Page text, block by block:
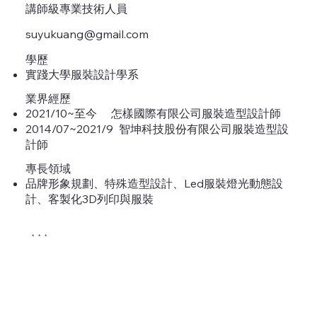
講師級專業技術人員
suyukuang@gmail.com
學歷
實踐大學服裝設計學系
業界經歷
2021/10~至今 怎樣國際有限公司服裝造型設計師
2014/07~2021/9 智坤科技股份有限公司服裝造型設
計師
專長領域
品牌形象規劃、特殊造型設計、Led服裝燈光動態設
計、客製化3D列印與服裝
* * *